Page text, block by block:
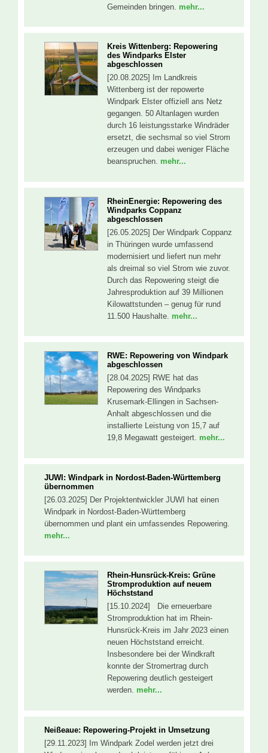
Gemeinden bringen. mehr...
Kreis Wittenberg: Repowering
des Windparks Elster
abgeschlossen
[20.08.2025] Im Landkreis
Wittenberg ist der repowerte
Windpark Elster offiziell ans Netz
gegangen. 50 Altanlagen wurden
durch 16 leistungsstarke Windräder
ersetzt, die sechsmal so viel Strom
erzeugen und dabei weniger Fläche
beanspruchen. mehr...
RheinEnergie: Repowering des
Windparks Coppanz
abgeschlossen
[26.05.2025] Der Windpark Coppanz
in Thüringen wurde umfassend
modernisiert und liefert nun mehr
als dreimal so viel Strom wie zuvor.
Durch das Repowering steigt die
Jahresproduktion auf 39 Millionen
Kilowattstunden – genug für rund
11.500 Haushalte. mehr...
RWE: Repowering von Windpark
abgeschlossen
[28.04.2025] RWE hat das
Repowering des Windparks
Krusemark-Ellingen in Sachsen-
Anhalt abgeschlossen und die
installierte Leistung von 15,7 auf
19,8 Megawatt gesteigert. mehr...
JUWI: Windpark in Nordost-Baden-Württemberg
übernommen
[26.03.2025] Der Projektentwickler JUWI hat einen
Windpark in Nordost-Baden-Württemberg
übernommen und plant ein umfassendes Repowering.
mehr...
Rhein-Hunsrück-Kreis: Grüne
Stromproduktion auf neuem
Höchststand
[15.10.2024] Die erneuerbare
Stromproduktion hat im Rhein-
Hunsrück-Kreis im Jahr 2023 einen
neuen Höchststand erreicht.
Insbesondere bei der Windkraft
konnte der Stromertrag durch
Repowering deutlich gesteigert
werden. mehr...
Neißeaue: Repowering-Projekt in Umsetzung
[29.11.2023] Im Windpark Zodel werden jetzt drei